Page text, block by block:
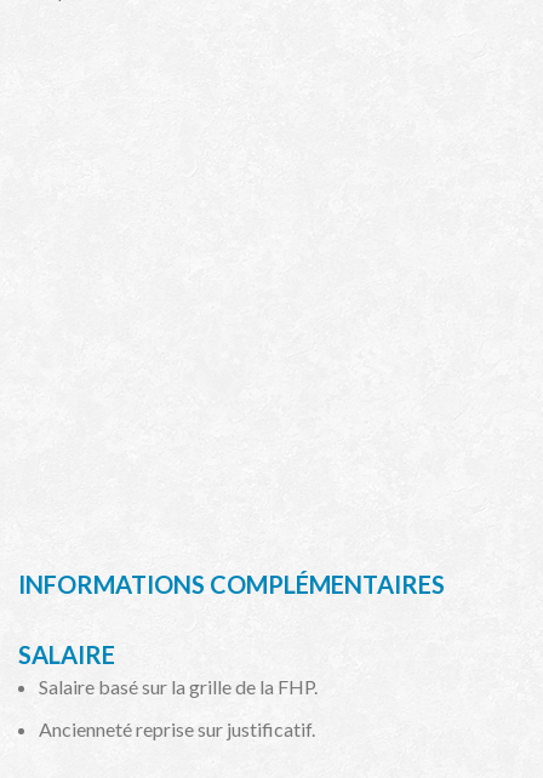
INFORMATIONS COMPLÉMENTAIRES
SALAIRE
Salaire basé sur la grille de la FHP.
Ancienneté reprise sur justificatif.